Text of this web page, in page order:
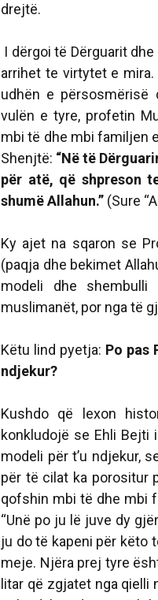
drejtë.
I dërgoi të Dërguarit
arrihet te virtytet e
udhën e përsosmërisë
vulën e tyre, profetin
mbi të dhe mbi familjen
Shenjtë: “Në të
për atë, që shpreson
shumë Allahun.” (Sure
Ky ajet na sqaron se
(paqja dhe bekimet
modeli dhe
muslimanët, por nga të
Këtu lind pyetja: Po pas
ndjekur?
Kushdo që lexon
konkludojë se Ehli Bejti
modeli për t’u ndjekur,
për të cilat ka porositur
qofshin mbi të dhe mbi
“Unë po ju lë juve dy
ju do të kapeni për këto
meje. Njëra prej tyre
litar që zgjatet nga qielli